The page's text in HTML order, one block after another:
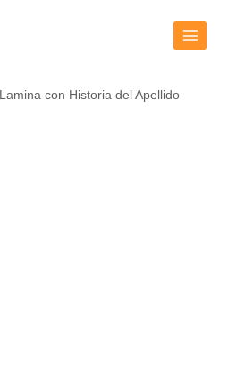
Lamina con Historia del Apellido